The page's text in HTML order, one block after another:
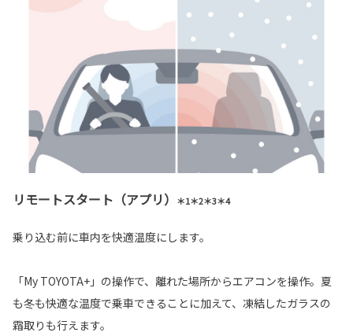
リモートスタート（アプリ） ＊1＊2＊3＊4
乗り込む前に車内を快適温度にします。
「My TOYOTA+」の操作で、離れた場所からエアコンを操作。夏
も冬も快適な温度で乗車できることに加えて、凍結したガラスの
霜取りも行えます。